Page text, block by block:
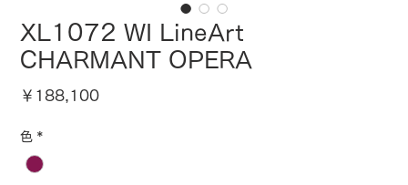
XL1072 WI LineArt
CHARMANT OPERA
￥188,100価
色 *